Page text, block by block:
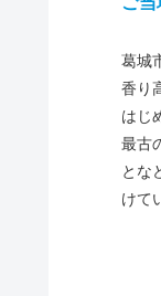
葛城
香り
はじ
最古
とな
けて